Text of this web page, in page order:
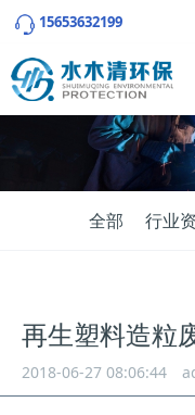
15653632199
全部 行业
再生塑料造粒
2018-06-27 08:06:44